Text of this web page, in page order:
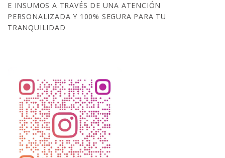
E INSUMOS A TRAVÉS DE UNA ATENCIÓN
PERSONALIZADA Y 100% SEGURA PARA TU
TRANQUILIDAD